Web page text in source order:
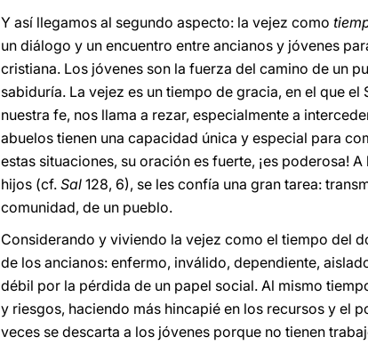
Y así llegamos al segundo aspecto: la vejez como
un diálogo y un encuentro entre ancianos y jóvenes
cristiana. Los jóvenes son la fuerza del camino de un
sabiduría. La vejez es un tiempo de gracia, en el que
nuestra fe, nos llama a rezar, especialmente a
abuelos tienen una capacidad única y especial para
estas situaciones, su oración es fuerte, ¡es poderosa!
hijos (cf. Sal 128, 6), se les confía una gran tarea:
comunidad, de un pueblo.
Considerando y viviendo la vejez como el tiempo del
de los ancianos: enfermo, inválido, dependiente,
débil por la pérdida de un papel social. Al mismo
y riesgos, haciendo más hincapié en los recursos y el
veces se descarta a los jóvenes porque no tienen